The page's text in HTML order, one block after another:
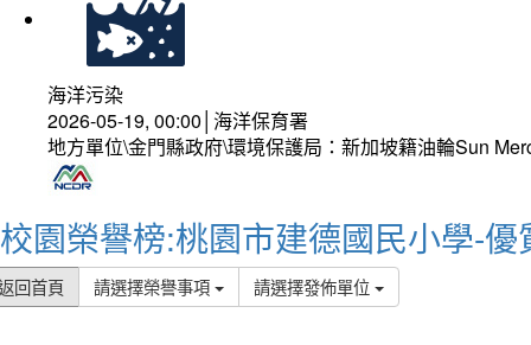
海洋污染
2026-05-19, 00:00│海洋保育署
地方單位\金門縣政府\環境保護局：新加坡籍油輪Sun
校園榮譽榜:桃園市建德國民小學-優
回首頁 請選擇榮譽事項 請選擇發佈單位